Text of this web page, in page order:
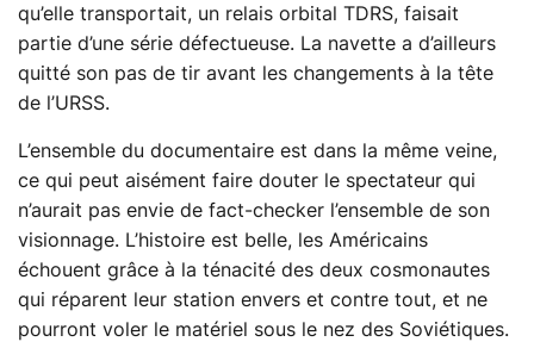
qu’elle transportait, un relais orbital TDRS, faisait
partie d’une série défectueuse. La navette a d’ailleurs
quitté son pas de tir avant les changements à la tête
de l’URSS.
L’ensemble du documentaire est dans la même veine,
ce qui peut aisément faire douter le spectateur qui
n’aurait pas envie de fact-checker l’ensemble de son
visionnage. L’histoire est belle, les Américains
échouent grâce à la ténacité des deux cosmonautes
qui réparent leur station envers et contre tout, et ne
pourront voler le matériel sous le nez des Soviétiques.